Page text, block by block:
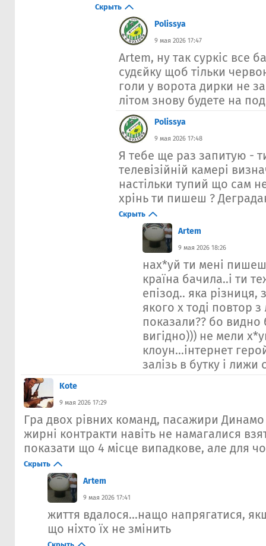
Скрыть
Polissya
9 мая 2026 17:47
Artem, ну так суркіс все
судєйку щоб тільки
голи у ворота дирки не
літом знову будете на
Polissya
9 мая 2026 17:48
Я тебе ще раз запитую -
телевізійній камері
настільки тупий що сам
хрінь ти пишеш ?
Скрыть
Artem
9 мая 2026 18:26
нах*уй ти мені
країна бачила..і ти
епізод.. яка різниця,
якого х тоді повтор з
показали?? бо видно
вигідно))) не мели
клоун...інтернет
залізь в бутку і лижи
Kote
9 мая 2026 17:29
Гра двох рівних команд, пасажири
жирні контракти навіть не намагалися
показати що 4 місце випадкове, але для
Скрыть
Artem
9 мая 2026 17:41
життя вдалося...нащо напрягатися,
що ніхто їх не змінить